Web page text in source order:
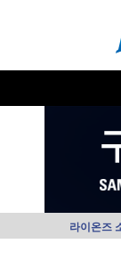
라이온즈